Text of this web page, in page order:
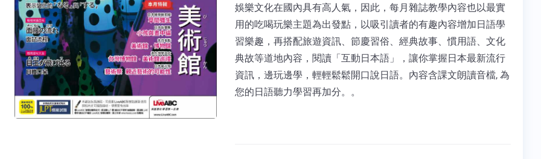
娛樂文化在國內具有高人氣，因此，每月雜誌教學內容也以最實
用的吃喝玩樂主題為出發點，以吸引讀者的有趣內容增加日語學
習樂趣，再搭配旅遊資訊、節慶習俗、經典故事、慣用語、文化
典故等道地內容，閱讀「互動日本語」，讓你掌握日本最新流行
資訊，邊玩邊學，輕輕鬆鬆開口說日語。內容含課文朗讀音檔, 為
您的日語聽力學習再加分。。